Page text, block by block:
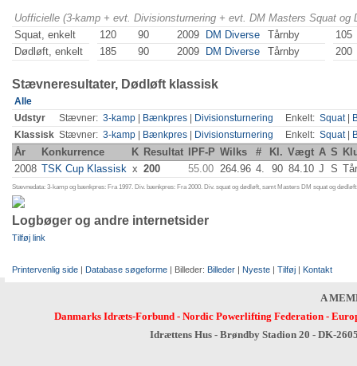
Uofficielle (3-kamp + evt. Divisionsturnering + evt. DM Masters Squat
Squat, enkelt
120 90 2009 DM Diverse Tårnby
105
Dødløft, enkelt
185 90 2009 DM Diverse Tårnby 200
Stævneresultater, Dødløft klassisk
Alle
Udstyr
Stævner: 3-kamp Bænkpres Divisionsturnering Enkelt: Squat|
Klassisk Stævner: 3-kamp Bænkpres Divisionsturnering Enkelt: Squat|
År Konkurrence K Resultat IPF-P Wilks # Kl. Vægt A S
2008 TSK Cup Klassisk x 200 55.00 264.96 4. 90 84.10 J S
Stævnedata: 3-kamp og bænkpres: Fra 1997. Div. bænkpres: Fra 2000. Div. squat og dødløft, samt Masters DM squat og
Logbøger og andre internetsider
Tilføj link
Printervenlig side | Database søgeforme | Billeder: Billeder | Nyeste | Tilføj | Kontakt
A
Danmarks Idræts-Forbund- Nordic Powerlifting Federation-
Idrættens Hus - Brøndby Stadion 20 - DK-